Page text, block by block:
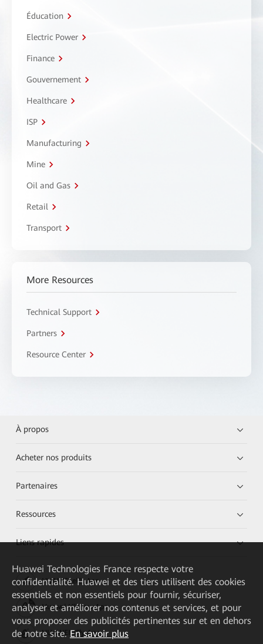
Éducation
Electric Power
Finance
Gouvernement
Healthcare
ISP
Manufacturing
Mine
Oil and Gas
Retail
Transport
More Resources
Technical Support
Partners
Resource Center
À propos
Acheter nos produits
Partenaires
Ressources
Liens rapides
HUAWEI eKit App
Huawei HiKnow App
HUAWEI eFly App
Huawei Technologies France respecte votre
confidentialité. Huawei et des tiers utilisent des cookies
essentiels et non essentiels pour fournir, sécuriser,
analyser et améliorer nos contenus et services, et pour
vous proposer des publicités pertinentes sur et en dehors
de notre site. En savoir plus